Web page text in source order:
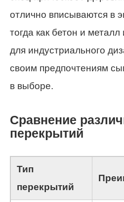
отлично вписываются в
тогда как бетон и
для индустриального
своим предпочтениям
в выборе.
Сравнение
перекрытий
Тип
перекрытий